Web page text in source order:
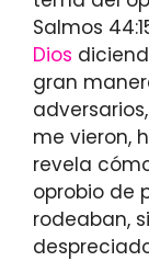
Salmos
Dios
gran
me vieron,
revela
oprobio de
rodeaban,